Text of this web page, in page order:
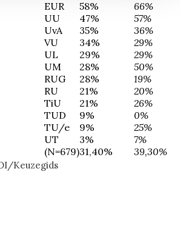
EUR 58%
66%
UU 47%
57%
UvA 35%
36%
VU 34%
29%
UL 29%
29%
UM 28%
50%
RUG 28%
19%
RU 21%
20%
TiU 21%
26%
TUD 9%
0%
TU/e 9%
25%
UT 3%
7%
(N=679)31,40% 39,30%
Keuzegids